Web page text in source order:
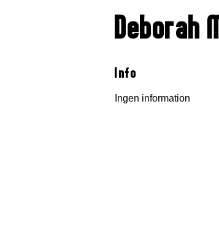
Deborah
Info
Ingen information